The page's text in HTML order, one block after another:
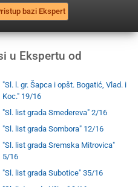
bazi Ekspert
u Ekspertu od
"Sl. l. gr. Šapca i opšt. Bogatić, Vlad. i
Koc." 19/16
"Sl. list grada Smedereva" 2/16
"Sl. list grada Sombora" 12/16
"Sl. list grada Sremska Mitrovica"
5/16
"Sl. list grada Subotice" 35/16